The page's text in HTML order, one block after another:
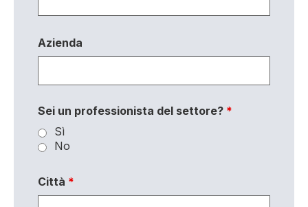
Azienda
Sei un professionista del settore? *
Sì
No
Città *